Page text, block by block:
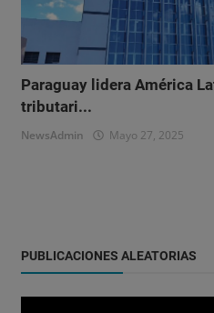
Paraguay lidera América
tributari...
NewsAdmin Mayo 27, 2025
PUBLICACIONES ALEATORIAS